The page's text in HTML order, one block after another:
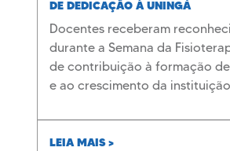
DE DEDICAÇÃO À UNINGÁ
Docentes receberam
durante a Semana da
de contribuição à formação
e ao crescimento da instituição
LEIA MAIS >